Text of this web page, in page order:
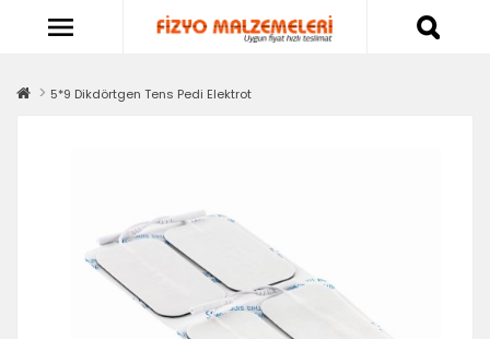
5*9 Dikdörtgen Tens Pedi Elektrot